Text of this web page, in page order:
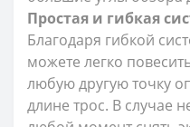
Простая и гибкая
Благодаря гибкой
можете легко
любую другую точку
длине трос. В случае